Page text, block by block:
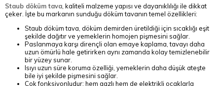
Staub döküm tava , kaliteli malzeme yapısı ve dayanıklılığı ile dikkat
çeker. İşte bu markanın sunduğu döküm tavanın temel özellikleri:
Staub döküm tava, döküm demirden üretildiği için sıcaklığı eşit
şekilde dağıtır ve yemeklerin homojen pişmesini sağlar.
Paslanmaya karşı dirençli olan emaye kaplama, tavayı daha
uzun ömürlü hale getirirken aynı zamanda kolay temizlenebilir
bir yüzey sunar.
Isıyı uzun süre koruma özelliği, yemeklerin daha düşük ateşte
bile iyi şekilde pişmesini sağlar.
Çok fonksiyonludur; hem gazlı hem de elektrikli ocaklarla